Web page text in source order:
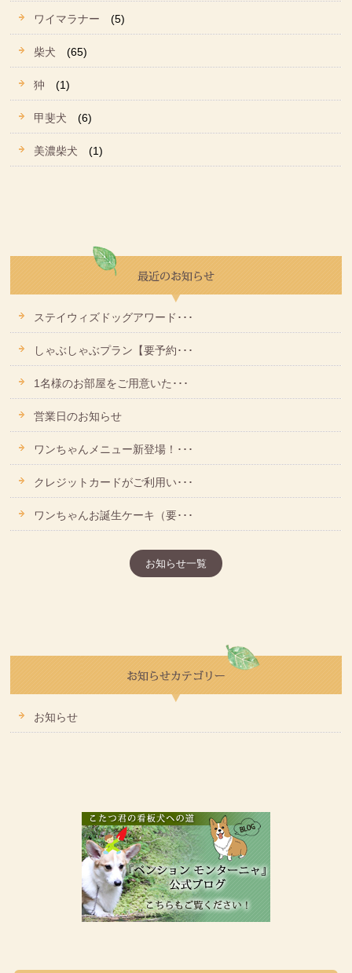
ワイマラナー (5)
柴犬 (65)
狆 (1)
甲斐犬 (6)
美濃柴犬 (1)
ステイウィズドッグアワード･･･
しゃぶしゃぶプラン【要予約･･･
1名様のお部屋をご用意いた･･･
営業日のお知らせ
ワンちゃんメニュー新登場！･･･
クレジットカードがご利用い･･･
ワンちゃんお誕生ケーキ（要･･･
お知らせ一覧
お知らせ